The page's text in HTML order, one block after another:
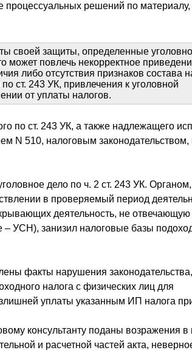
процессуальных решений по материалу,
своей защиты, определенные
повлечь некорректное
либо отсутствия признаков состава
ст. 243 УК, привлечения к уголовной
от уплаты налогов.
по ст. 243 УК, а также надлежащего
N 510, налоговым законодательством,
дело по ч. 2 ст. 243 УК.
в проверяемый период
деятельность, не
УСН), занизил налоговые базы
факты нарушения
налога с физических лиц для
уплаты указанным ИП налога
консультанту поданы возражения в
и расчетной частей акта,